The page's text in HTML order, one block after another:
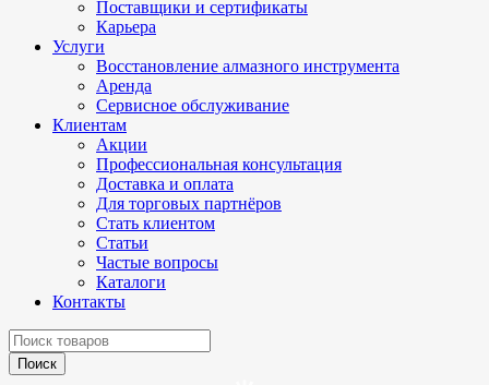
Поставщики и сертификаты
Карьера
Услуги
Восстановление алмазного инструмента
Аренда
Сервисное обслуживание
Клиентам
Акции
Профессиональная консультация
Доставка и оплата
Для торговых партнёров
Стать клиентом
Статьи
Частые вопросы
Каталоги
Контакты